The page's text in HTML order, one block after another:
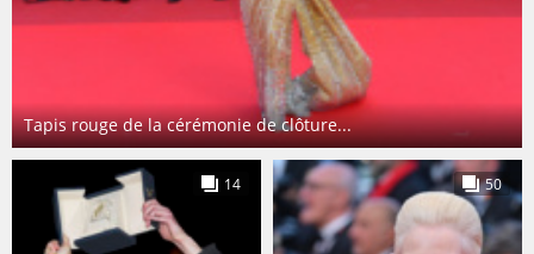
Tapis rouge de la cérémonie de clôture...
14 50